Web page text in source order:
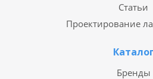
Статьи
Проектирование
Каталог
Бренды